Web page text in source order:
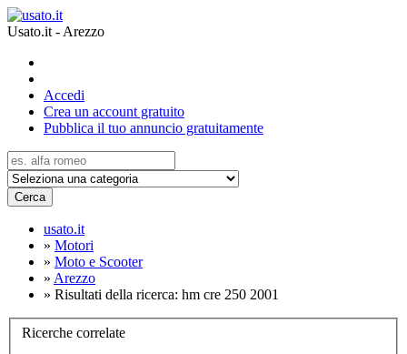
Usato.it - Arezzo
Accedi
Crea un account gratuito
Pubblica il tuo annuncio gratuitamente
Cerca
usato.it
» Motori
» Moto e Scooter
» Arezzo
» Risultati della ricerca: hm cre 250 2001
Ricerche correlate